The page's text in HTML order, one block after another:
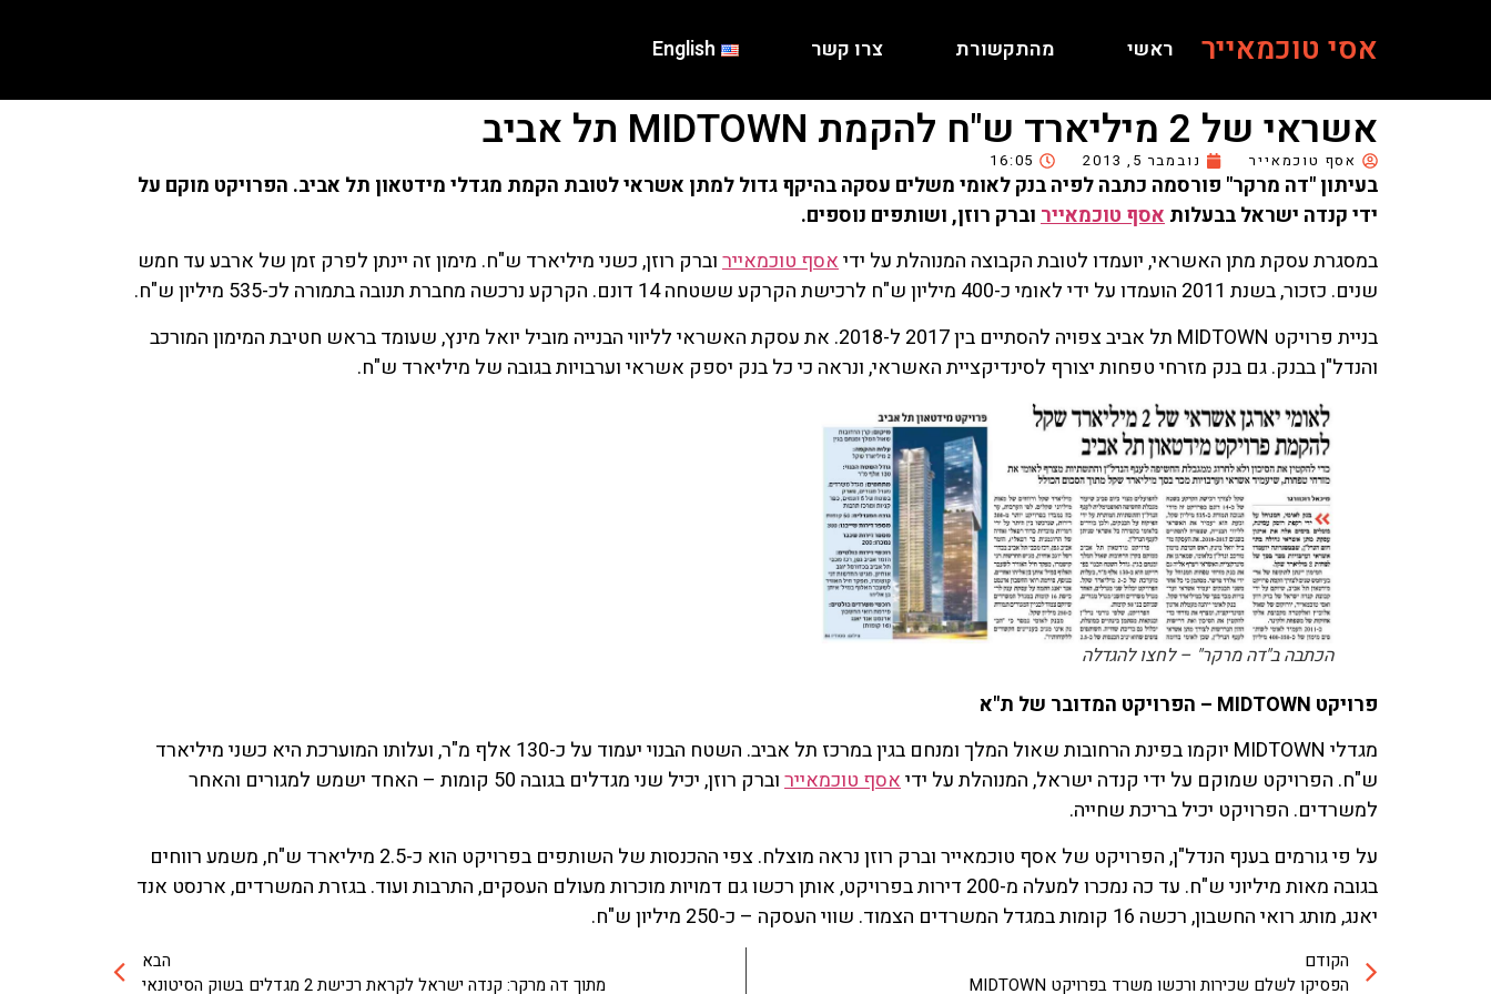
אסי טוכמאייר ראשי מהתקשורת צרו קשר English
אשראי של 2 מיליארד ש"ח להקמת MIDTOWN תל אביב
אסף טוכמאייר נובמבר 5, 2013 16:05
בעיתון "דה מרקר" פורסמה כתבה לפיה בנק לאומי משלים עסקה בהיקף גדול למתן אשראי לטובת הקמת מגדלי מידטאון תל אביב. הפרויקט מוקם על
ידי קנדה ישראל בבעלותאסף טוכמאיירוברק רוזן, ושותפים נוספים.
במסגרת עסקת מתן האשראי, יועמדו לטובת הקבוצה המנוהלת על ידיאסף טוכמאיירוברק רוזן, כשני מיליארד ש"ח. מימון זה יינתן לפרק זמן של ארבע עד חמש
שנים. כזכור, בשנת 2011 הועמדו על ידי לאומי כ-400 מיליון ש"ח לרכישת הקרקע ששטחה 14 דונם. הקרקע נרכשה מחברת תנובה בתמורה לכ-535 מיליון ש"ח.
בניית פרויקט MIDTOWN תל אביב צפויה להסתיים בין 2017 ל-2018. את עסקת האשראי לליווי הבנייה מוביל יואל מינץ, שעומד בראש חטיבת המימון המורכב
והנדל"ן בבנק. גם בנק מזרחי טפחות יצורף לסינדיקציית האשראי, ונראה כי כל בנק יספק אשראי וערבויות בגובה של מיליארד ש"ח.
הכתבה ב"דה מרקר" – לחצו להגדלה
פרויקט MIDTOWN – הפרויקט המדובר של ת"א
מגדלי MIDTOWN יוקמו בפינת הרחובות שאול המלך ומנחם בגין במרכז תל אביב. השטח הבנוי יעמוד על כ-130 אלף מ"ר, ועלותו המוערכת היא כשני מיליארד
ש"ח. הפרויקט שמוקם על ידי קנדה ישראל, המנוהלת על ידיאסף טוכמאייר
וברק רוזן, יכיל שני מגדלים בגובה 50 קומות – האחד ישמש למגורים והאחר
למשרדים. הפרויקט יכיל בריכת שחייה.
על פי גורמים בענף הנדל"ן, הפרויקט של אסף טוכמאייר וברק רוזן נראה מוצלח. צפי ההכנסות של השותפים בפרויקט הוא כ-2.5 מיליארד ש"ח, משמע רווחים
בגובה מאות מיליוני ש"ח. עד כה נמכרו למעלה מ-200 דירות בפרויקט, אותן רכשו גם דמויות מוכרות מעולם העסקים, התרבות ועוד. בגזרת המשרדים, ארנסט אנד
יאנג, מותג רואי החשבון, רכשה 16 קומות במגדל המשרדים הצמוד. שווי העסקה – כ-250 מיליון ש"ח.
הקודם
הפסיקו לשלם שכירות ורכשו משרד בפרויקט MIDTOWN
הבא
מתוך דה מרקר: קנדה ישראל לקראת רכישת 2 מגדלים בשוק הסיטונאי